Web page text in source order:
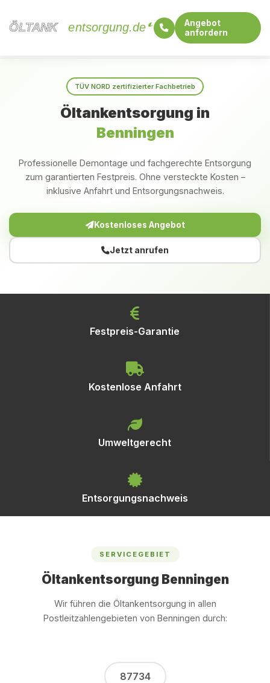
ÖLTANK
ÖLTANK entsorgung.de
Angebot
anfordern
TÜV NORD zertifizierter Fachbetrieb
Öltankentsorgung in
Benningen
Professionelle Demontage und fachgerechte Entsorgung
zum garantierten Festpreis. Ohne versteckte Kosten –
inklusive Anfahrt und Entsorgungsnachweis.
Kostenloses Angebot
Jetzt anrufen
Festpreis-Garantie
Kostenlose Anfahrt
Umweltgerecht
Entsorgungsnachweis
SERVICEGEBIET
Öltankentsorgung Benningen
Wir führen die Öltankentsorgung in allen
Postleitzahlengebieten von Benningen durch:
87734